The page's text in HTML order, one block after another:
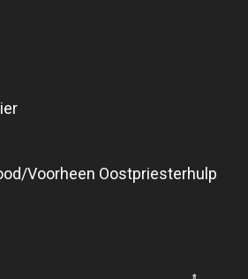
Voorheen Oostpriesterhulp